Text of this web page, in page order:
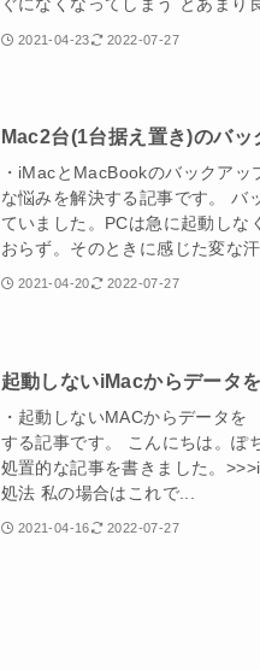
ぐになくなってしまう とあまり
2021-04-23 2022-07-27
Mac2台(1台据え置き)のバ
・iMacとMacBookのバックア
な悩みを解決する記事です。 バ
ていました。PCは急に起動しな
おらず。そのときに感じた変な
2021-04-20 2022-07-27
起動しないiMacからデータ
・起動しないMACからデータ
する記事です。 こんにちは。ぽ
処置的な記事を書きました。
処法 私の場合はこれで...
2021-04-16 2022-07-27